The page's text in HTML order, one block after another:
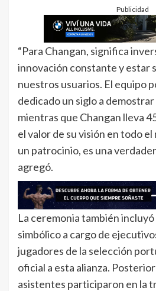
Publicidad
“Para Changan, significa
innovación constante y estar
nuestros usuarios. El equipo
dedicado un siglo a
mientras que Changan lleva
el valor de su visión en todo el
un patrocinio, es una
agregó.
La ceremonia también
simbólico a cargo de
jugadores de la selección
oficial a esta alianza.
asistentes participaron en la